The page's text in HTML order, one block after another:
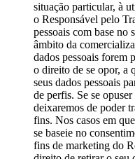
situação particular, à
o Responsável pelo
pessoais com base no
âmbito da
dados pessoais forem
o direito de se opor, a
seus dados pessoais
de perfis. Se se
deixaremos de poder
fins. Nos casos em
se baseie no
fins de marketing do